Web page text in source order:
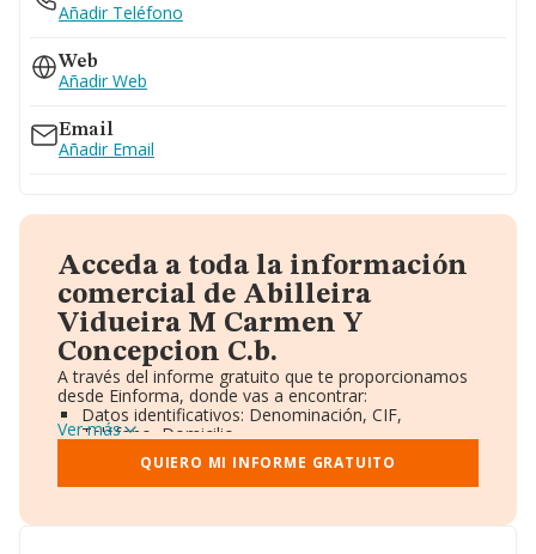
Añadir Teléfono
Web
Añadir Web
Email
Añadir Email
Acceda a toda la información
comercial de Abilleira
Vidueira M Carmen Y
Concepcion C.b.
A través del informe gratuito que te proporcionamos
desde Einforma, donde vas a encontrar:
Datos identificativos: Denominación, CIF,
Teléfono, Domicilio.
Informe Mercantil Completo (BORME).
Gráficos de Evolución Ventas y Empleados.
Consejo de Administración y Administradores.
Accionistas.
Ver más
QUIERO MI INFORME GRATUITO